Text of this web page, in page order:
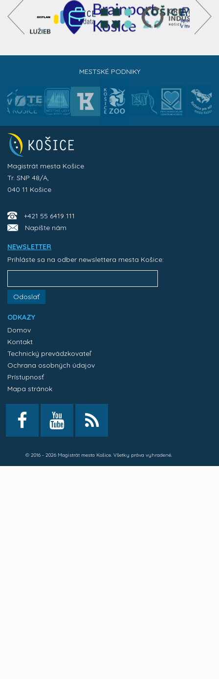
MESTSKÉ PODNIKY
Magistrát mesta Košice
Tr. SNP 48/A,
040 11 Košice
+421 55 6419 111
Napíšte nám
NEWSLETTER
Prihláste sa na odber newslettera mesta Košice:
Odoslať
ODKAZY
Domov
Kontakt
Technický prevádzkovateľ
Ochrana osobných údajov
Prístupnosť
Mapa stránok
© 2016 - 2026 Magistrát mesta Košice. Všetky práva vyhradené.